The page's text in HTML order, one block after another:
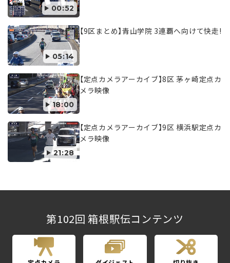
00:52
05:14
【9区まとめ】青山学院 3連覇へ向けて快走!
18:00
【定点カメラアーカイブ】8区 茅ヶ崎定点カ
メラ映像
21:28
【定点カメラアーカイブ】9区 横浜駅定点カ
メラ映像
第102回 箱根駅伝コンテンツ